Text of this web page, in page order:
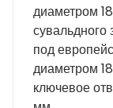
диаметром
под
диаметром
ключевое